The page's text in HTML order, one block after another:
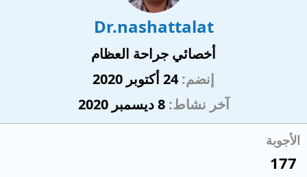
Dr.nashattalat
أخصائي جراحة العظام
إنضم 24 أكتوبر 2020
آخر نشاط 8 ديسمبر 2020
الأجوبة
177